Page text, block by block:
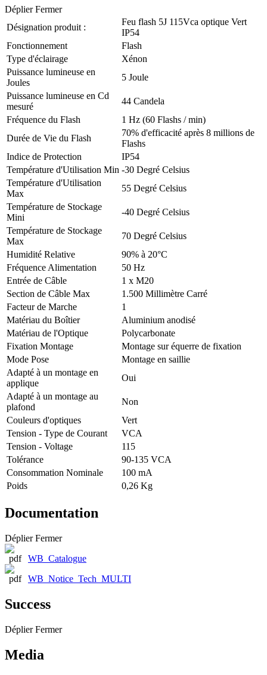
Déplier Fermer
Désignation produit :
Feu flash 5J 115Vca optique Vert
IP54
Fonctionnement
Flash
Type d'éclairage
Xénon
Puissance lumineuse en
Joules
5 Joule
Puissance lumineuse en Cd
mesuré
44 Candela
Fréquence du Flash
1 Hz (60 Flashs / min)
Durée de Vie du Flash
70% d'efficacité après 8 millions de
Flashs
Indice de Protection
IP54
Température d'Utilisation Min -30 Degré Celsius
Température d'Utilisation
Max
55 Degré Celsius
Température de Stockage
Mini
-40 Degré Celsius
Température de Stockage
Max
70 Degré Celsius
Humidité Relative
90% à 20°C
Fréquence Alimentation
50 Hz
Entrée de Câble
1 x M20
Section de Câble Max
1.500 Millimètre Carré
Facteur de Marche
1
Matériau du Boîtier
Aluminium anodisé
Matériau de l'Optique
Polycarbonate
Fixation Montage
Montage sur équerre de fixation
Mode Pose
Montage en saillie
Adapté à un montage en
applique
Oui
Adapté à un montage au
plafond
Non
Couleurs d'optiques
Vert
Tension - Type de Courant
VCA
Tension - Voltage
115
Tolérance
90-135 VCA
Consommation Nominale
100 mA
Poids
0,26 Kg
Documentation
Déplier Fermer
WB_Catalogue
WB_Notice_Tech_MULTI
Success
Déplier Fermer
Media